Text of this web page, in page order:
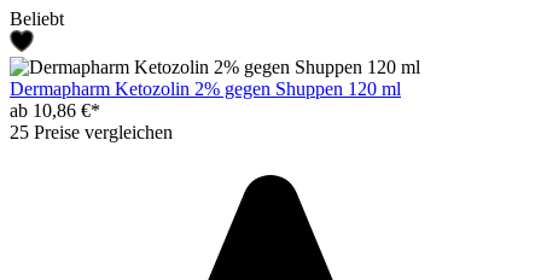
Beliebt
Dermapharm Ketozolin 2% gegen Shuppen 120 ml
ab 10,86 €*
25 Preise vergleichen